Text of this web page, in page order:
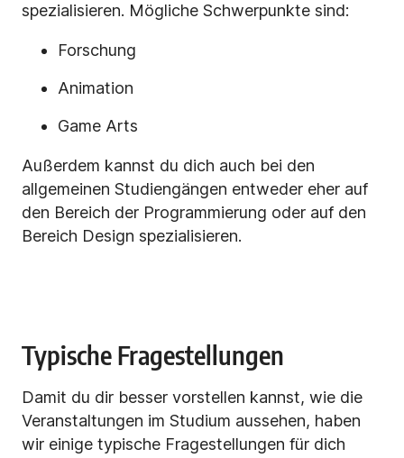
spezialisieren. Mögliche Schwerpunkte sind:
Forschung
Animation
Game Arts
Außerdem kannst du dich auch bei den
allgemeinen Studiengängen entweder eher auf
den Bereich der Programmierung oder auf den
Bereich Design spezialisieren.
Typische Fragestellungen
Damit du dir besser vorstellen kannst, wie die
Veranstaltungen im Studium aussehen, haben
wir einige typische Fragestellungen für dich